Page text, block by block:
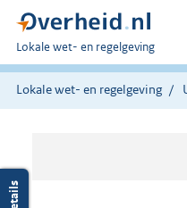
U
bent
hier:
Lokale wet- en regelgeving
Lokale wet- en regelgeving